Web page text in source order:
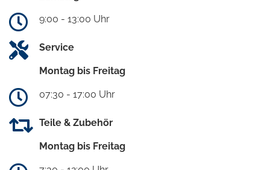
9:00 - 13:00 Uhr
Service
Montag bis Freitag
07:30 - 17:00 Uhr
Teile & Zubehör
Montag bis Freitag